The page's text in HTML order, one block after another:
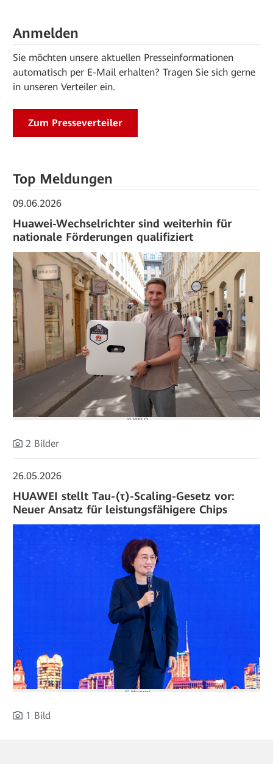
Anmelden
Sie möchten unsere aktuellen Presseinformationen
automatisch per E-Mail erhalten? Tragen Sie sich gerne
in unseren Verteiler ein.
Zum Presseverteiler
Top Meldungen
09.06.2026
Huawei-Wechselrichter sind weiterhin für
nationale Förderungen qualifiziert
© YIELD
2 Bilder
26.05.2026
HUAWEI stellt Tau-(τ)-Scaling-Gesetz vor:
Neuer Ansatz für leistungsfähigere Chips
© Huawei
1 Bild